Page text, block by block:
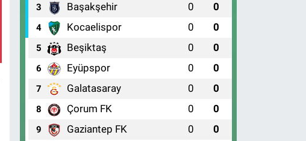
3 Başakşehir 0 0
4 Kocaelispor 0 0
5 Beşiktaş 0 0
6 Eyüpspor 0 0
7 Galatasaray 0 0
8 Çorum FK 0 0
9 Gaziantep FK 0 0